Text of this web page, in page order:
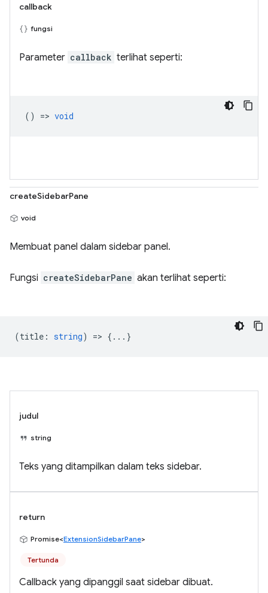
callback
fungsi
Parameter callback terlihat seperti:
() => void
createSidebarPane
void
Membuat panel dalam sidebar panel.
Fungsi createSidebarPane akan terlihat seperti:
(title : string) => {...}
judul
string
Teks yang ditampilkan dalam teks sidebar.
return
Promise<ExtensionSidebarPane>
Tertunda
Callback yang dipanggil saat sidebar dibuat.